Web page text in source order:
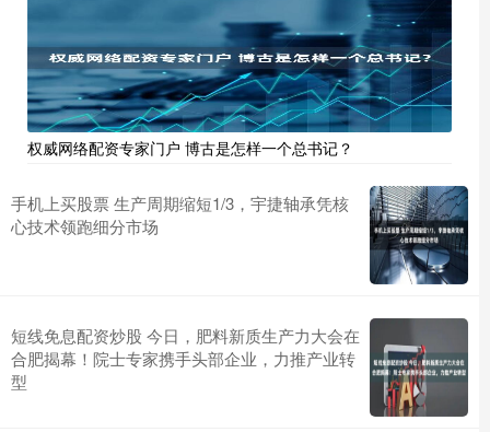
权威网络配资专家门户 博古是怎样一个总书记？
手机上买股票 生产周期缩短1/3，宇捷轴承凭核
心技术领跑细分市场
短线免息配资炒股 今日，肥料新质生产力大会在
合肥揭幕！院士专家携手头部企业，力推产业转
型